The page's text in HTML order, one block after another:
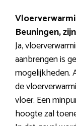
Beuningen,
Ja,
aanbrengen is
mogelijkheden.
de
vloer. Een
hoogte zal